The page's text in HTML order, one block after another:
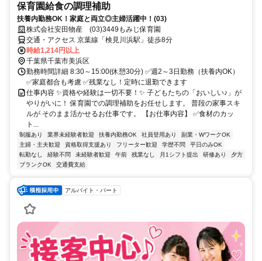
保育園給食の調理補助
扶養内勤務OK！家庭と両立◎主婦活躍中！(03)
株式会社安田物産 (03)3449もみじ保育園
交通・アクセス 京葉線「検見川浜駅」徒歩8分
時給1,214円以上
千葉県千葉市美浜区
勤務時間詳細 8:30～15:00(休憩30分) ✅週2～3日勤務（扶養内OK）
✅家庭都合も考慮 ✅残業なし！定時に退勤できます
仕事内容 ✨資格や経験は一切不要！✨ 子どもたちの「おいしい♪」が
やりがいに！ 保育園での調理補助をお任せします。 普段の家事スキ
ルが そのまま活かせるお仕事です。 【お仕事内容】 ✅食材のカッ
ト...
制服あり 業界未経験者歓迎 扶養内勤務OK 社員登用あり
副業・WワークOK
主婦・主夫歓迎
資格取得支援あり フリーター歓迎 学歴不問
平日のみOK
転勤なし
経験不問 未経験者歓迎 午前 残業なし 月1シフト提出 研修あり
夕方
ブランクOK
交通費支給
アルバイト・パート